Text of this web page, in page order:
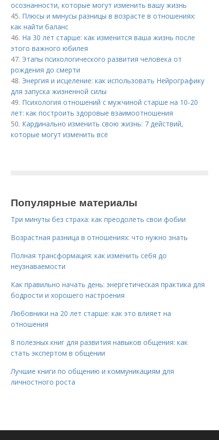
осознанности, которые могут изменить вашу жизнь
45. Плюсы и минусы разницы в возрасте в отношениях:
как найти баланс
46. На 30 лет старше: как изменится ваша жизнь после
этого важного юбилея
47. Этапы психологического развития человека от
рождения до смерти
48. Энергия и исцеление: как использовать Нейрографику
для запуска жизненной силы
49. Психология отношений с мужчиной старше на 10-20
лет: как построить здоровые взаимоотношения
50. Кардинально изменить свою жизнь: 7 действий,
которые могут изменить всё
Популярные материалы
Три минуты без страха: как преодолеть свои фобии
Возрастная разница в отношениях: что нужно знать
Полная трансформация: как изменить себя до
неузнаваемости
Как правильно начать день: энергетическая практика для
бодрости и хорошего настроения
Любовники на 20 лет старше: как это влияет на
отношения
8 полезных книг для развития навыков общения: как
стать экспертом в общении
Лучшие книги по общению и коммуникациям для
личностного роста